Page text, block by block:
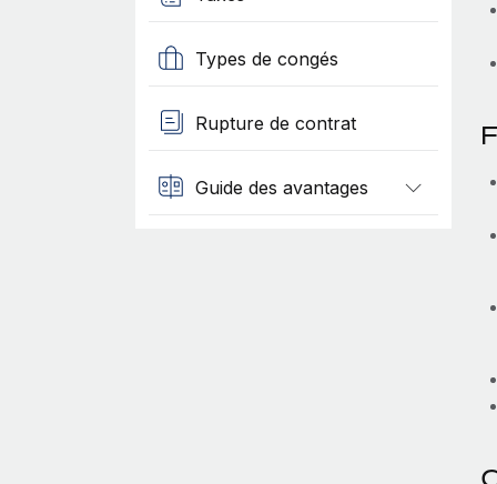
Types de congés
Rupture de contrat
Guide des avantages